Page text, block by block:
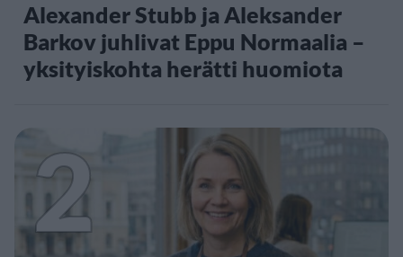
Alexander Stubb ja Aleksander
Barkov juhlivat Eppu Normaalia –
yksityiskohta herätti huomiota
2